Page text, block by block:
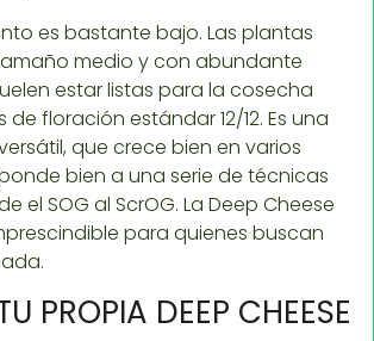
es bastante bajo. Las plantas
medio y con abundante
estar listas para la cosecha
floración estándar 12/12. Es una
que crece bien en varios
bien a una serie de técnicas
el SOG al ScrOG. La Deep Cheese
para quienes buscan
PROPIA DEEP CHEESE